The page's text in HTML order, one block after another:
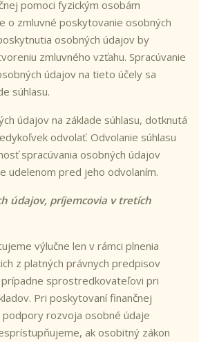
pomoci fyzickým osobám
o zmluvné poskytovanie osobných
osobných údajov by
zmluvného vzťahu. Spracúvanie
údajov na tieto účely sa
súhlasu.
údajov na základe súhlasu, dotknutá
odvolať. Odvolanie súhlasu
spracúvania osobných údajov
udelenom pred jeho odvolaním.
údajov, príjemcovia v tretích
výlučne len v rámci plnenia
z platných právnych predpisov
sprostredkovateľovi pri
Pri poskytovaní finančnej
podpory rozvoja osobné údaje
ak osobitný zákon